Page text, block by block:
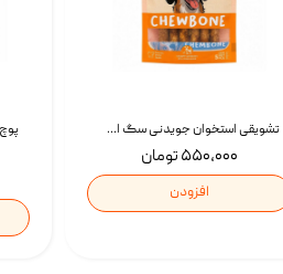
تشویقی استخوان جویدنی سگ اسنکی کرانچی با طعم مرغ Snacky Crunchy Munchy وزن 100 گرم
۵۵۰,۰۰۰ تومان
افزودن